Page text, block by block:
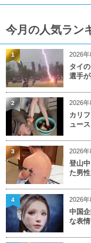
今月の人気ラン
2026年
タイ
選手が
1
2026年
カリ
ュー
2
2026年
登山
た男
3
2026年
中国
な表情
4